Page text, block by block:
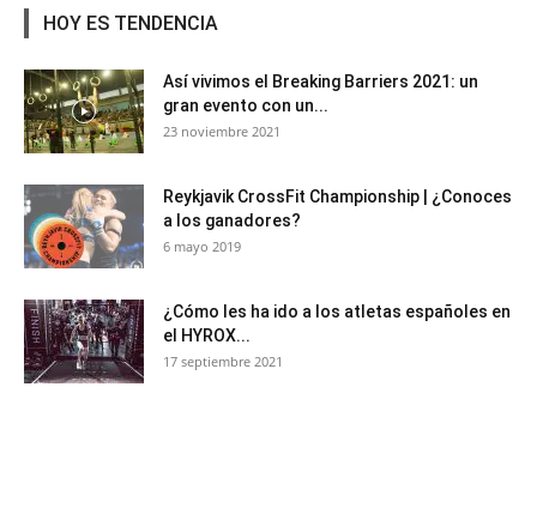
HOY ES TENDENCIA
Así vivimos el Breaking Barriers 2021: un
gran evento con un...
23 noviembre 2021
Reykjavik CrossFit Championship | ¿Conoces
a los ganadores?
6 mayo 2019
¿Cómo les ha ido a los atletas españoles en
el HYROX...
17 septiembre 2021